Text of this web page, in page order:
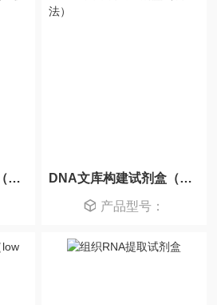
DNA文库构建试剂盒（一步法） DNA文库构建试剂盒（转座法）
产品型号：